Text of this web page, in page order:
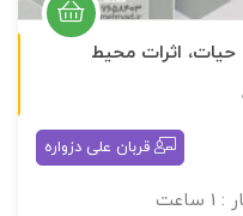
حیات، اثرات محیط
قربان علی دزواره